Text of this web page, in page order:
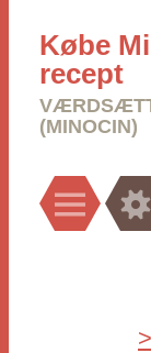
Købe
recept
(MINOCIN)
Menu